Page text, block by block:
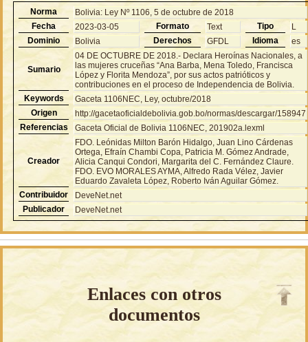
Norma
Bolivia: Ley Nº 1106, 5 de octubre de 2018
Fecha
2023-03-05 Formato Text Tipo
L
Dominio
Bolivia Derechos GFDL Idioma es
Sumario
04 DE OCTUBRE DE 2018.- Declara Heroínas Nacionales, a
las mujeres cruceñas “Ana Barba, Mena Toledo, Francisca
López y Florita Mendoza”, por sus actos patrióticos y
contribuciones en el proceso de Independencia de Bolivia.
Keywords
Gaceta 1106NEC, Ley, octubre/2018
Origen
http://gacetaoficialdebolivia.gob.bo/normas/descargar/158947
Referencias
Gaceta Oficial de Bolivia 1106NEC, 201902a.lexml
Creador
FDO. Leónidas Milton Barón Hidalgo, Juan Lino Cárdenas
Ortega, Efraín Chambi Copa, Patricia M. Gómez Andrade,
Alicia Canqui Condori, Margarita del C. Fernández Claure.
FDO. EVO MORALES AYMA, Alfredo Rada Vélez, Javier
Eduardo Zavaleta López, Roberto Iván Aguilar Gómez.
Contribuidor
DeveNet.net
Publicador
DeveNet.net
Enlaces con otros
documentos